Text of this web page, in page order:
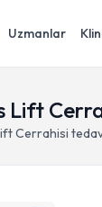
Uzmanlar
Lift
Cerrahisi